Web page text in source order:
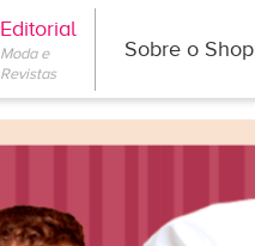
Editorial
Moda e
Revistas
Sobre o